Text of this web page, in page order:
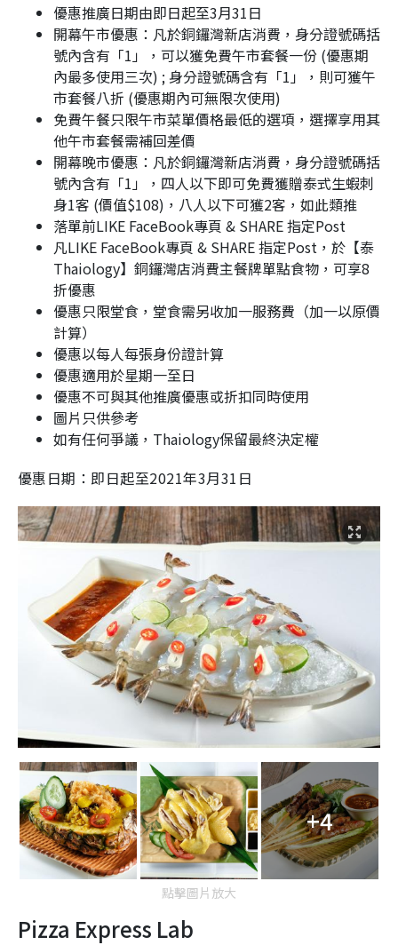
優惠推廣日期由即日起至3月31日
開幕午市優惠：凡於銅鑼灣新店消費，身分證號碼括
號內含有「1」，可以獲免費午市套餐一份 (優惠期
內最多使用三次) ; 身分證號碼含有「1」，則可獲午
市套餐八折 (優惠期內可無限次使用)
免費午餐只限午市菜單價格最低的選項，選擇享用其
他午市套餐需補回差價
開幕晚市優惠：凡於銅鑼灣新店消費，身分證號碼括
號內含有「1」，四人以下即可免費獲贈泰式生蝦刺
身1客 (價值$108)，八人以下可獲2客，如此類推
落單前LIKE FaceBook專頁 & SHARE 指定Post
凡LIKE FaceBook專頁 & SHARE 指定Post，於【泰
Thaiology】銅鑼灣店消費主餐牌單點食物，可享8
折優惠
優惠只限堂食，堂食需另收加一服務費（加一以原價
計算）
優惠以每人每張身份證計算
優惠適用於星期一至日
優惠不可與其他推廣優惠或折扣同時使用
圖片只供參考
如有任何爭議，Thaiology保留最終決定權
優惠日期：即日起至2021年3月31日
+4
點擊圖片放大
Pizza Express Lab